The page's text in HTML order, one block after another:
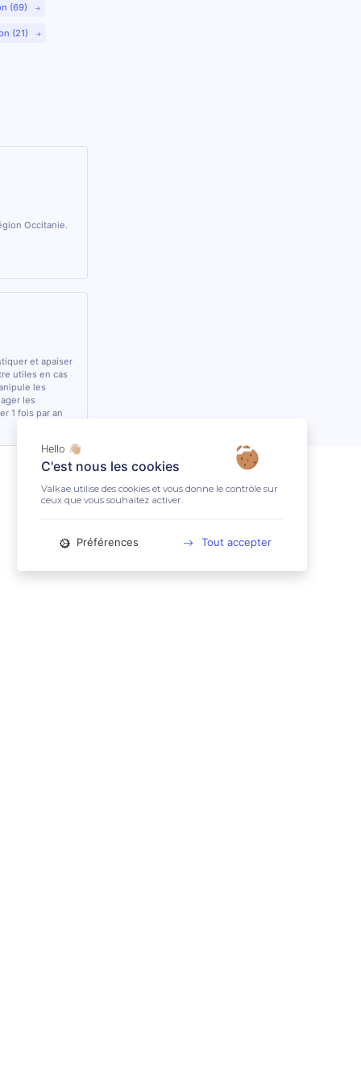
(69)
(21)
Occitanie.
et apaiser
utiles en cas
les
les
1 fois par an
Hello 👋🏼
C'est nous les cookies
Valkae utilise des cookies et vous donne le contrôle sur
ceux que vous souhaitez activer.
Préférences Tout accepter